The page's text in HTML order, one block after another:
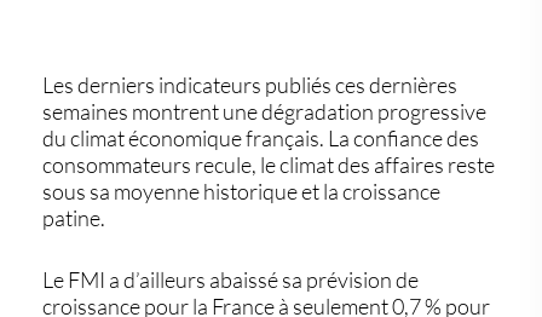
Les derniers indicateurs publiés ces dernières
semaines montrent une dégradation progressive
du climat économique français. La confiance des
consommateurs recule, le climat des affaires reste
sous sa moyenne historique et la croissance
patine.
Le FMI a d’ailleurs abaissé sa prévision de
croissance pour la France à seulement 0,7 % pour